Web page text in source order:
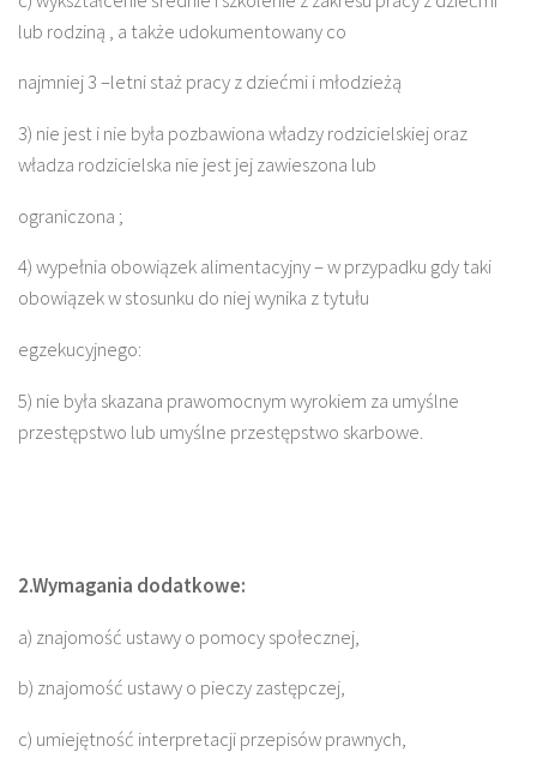
lub rodziną , a także udokumentowany co
najmniej 3 –letni staż pracy z dziećmi i młodzieżą
3) nie jest i nie była pozbawiona władzy rodzicielskiej oraz
władza rodzicielska nie jest jej zawieszona lub
ograniczona ;
4) wypełnia obowiązek alimentacyjny – w przypadku gdy taki
obowiązek w stosunku do niej wynika z tytułu
egzekucyjnego:
5) nie była skazana prawomocnym wyrokiem za umyślne
przestępstwo lub umyślne przestępstwo skarbowe.
2.Wymagania dodatkowe:
a) znajomość ustawy o pomocy społecznej,
b) znajomość ustawy o pieczy zastępczej,
c) umiejętność interpretacji przepisów prawnych,